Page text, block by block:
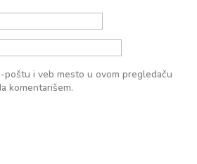
poštu i veb mesto u ovom pregledaču
komentarišem.